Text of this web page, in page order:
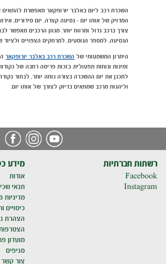
השכרת רכב ליום באלבר יורופקאר מאפשרת להתאים
המדויק של אותו יום - נסיעה קצרה, יום סידורים,
צורך ברכב גדול ומרווח יותר. מגוון הרכבים מאפשר
הנסיעה, למספר הנוסעים, למרחקים הצפויים ולציוד
היתרון המשמעותי של השכרת רכב באלבר יורופקאר
זמינות ונוחות תפעולית. בזכות פריסה רחבה של
לתכנן את יום ההשכרה בצורה נוחה יותר, לבחור
וליהנות מרכב שמתאים בדיוק לצורך של אותו יום.
רשתות חברתיות
Facebook
Instagram
מידע
אודות
תנאי
מדיניות
כיסויים
הצהרת
מועדון
סניפים
צור קשר